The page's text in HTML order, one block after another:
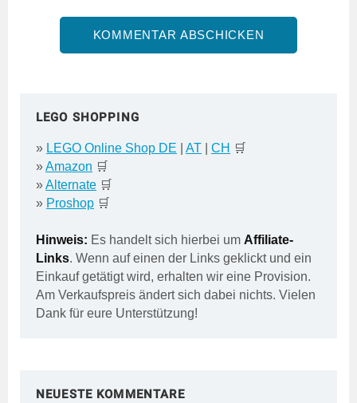
LEGO SHOPPING
» LEGO Online Shop DE AT CH 🛒
»Amazon 🛒
»Alternate 🛒
» Proshop 🛒
Hinweis: Es handelt sich hierbei um Affiliate-
Links. Wenn auf einen der Links geklickt und ein
Einkauf getätigt wird, erhalten wir eine Provision.
Am Verkaufspreis ändert sich dabei nichts. Vielen
Dank für eure Unterstützung!
NEUESTE KOMMENTARE